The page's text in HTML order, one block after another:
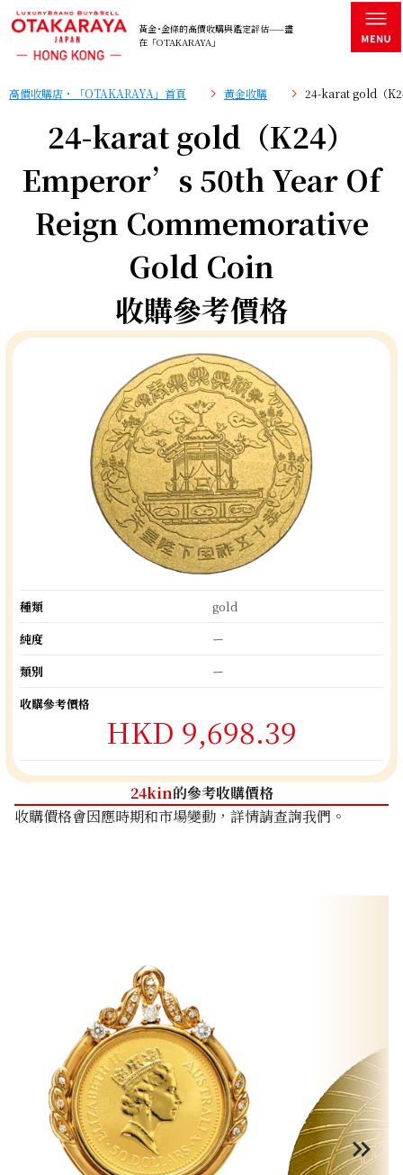
黃金･金條的高價收購與鑑定評估——盡
在「OTAKARAYA」
高價收購店・「OTAKARAYA」首頁 黄金收購 24-karat gold（
24-karat gold（K24）
Emperor’s 50th Year Of
Reign Commemorative
Gold Coin
收購參考價格
種類
gold
純度
ー
類別
ー
收購參考價格
HKD 9,698.39
24kin的參考收購價格
收購價格會因應時期和市場變動，詳情請查詢我們。